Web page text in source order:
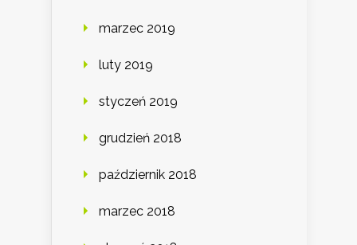
marzec 2019
luty 2019
styczeń 2019
grudzień 2018
październik 2018
marzec 2018